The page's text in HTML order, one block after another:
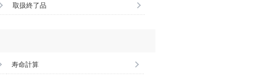
取扱終了品
寿命計算